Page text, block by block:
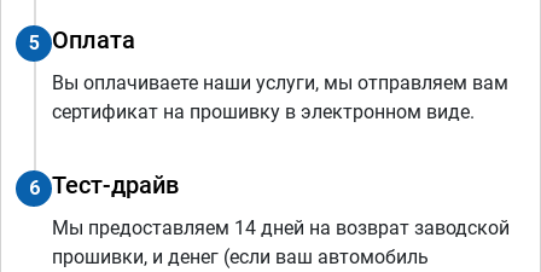
5 Оплата
Вы оплачиваете наши услуги, мы отправляем вам
сертификат на прошивку в электронном виде.
6 Тест-драйв
Мы предоставляем 14 дней на возврат заводской
прошивки, и денег (если ваш автомобиль